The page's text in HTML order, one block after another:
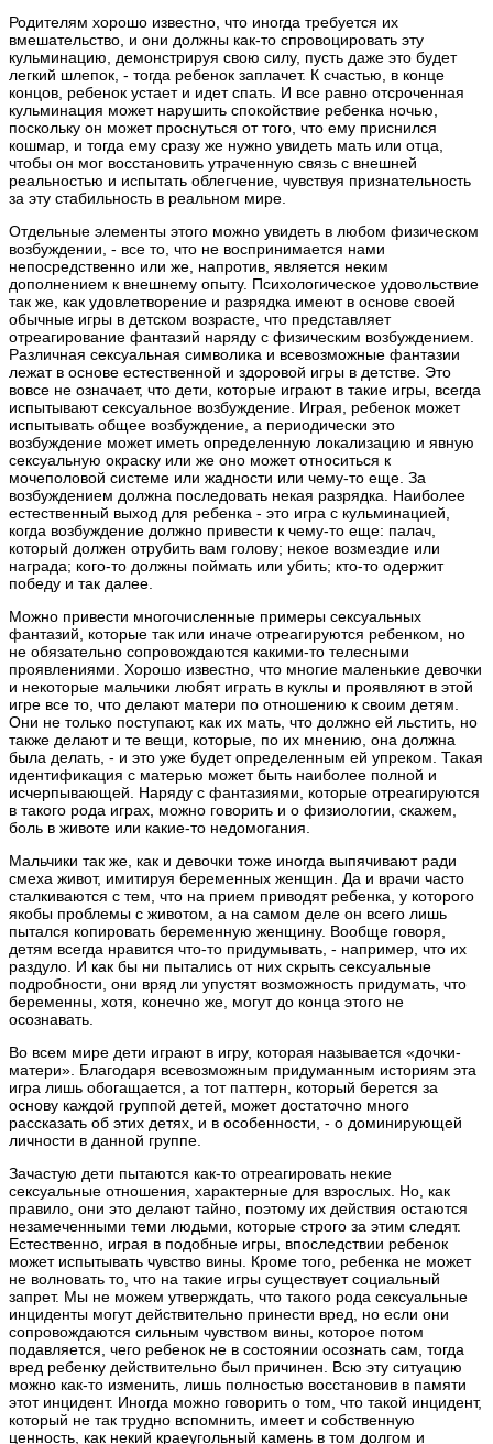
Родителям хорошо известно, что иногда требуется их
вмешательство, и они должны как-то спровоцировать эту
кульминацию, демонстрируя свою силу, пусть даже это будет
легкий шлепок, - тогда ребенок заплачет. К счастью, в конце
концов, ребенок устает и идет спать. И все равно отсроченная
кульминация может нарушить спокойствие ребенка ночью,
поскольку он может проснуться от того, что ему приснился
кошмар, и тогда ему сразу же нужно увидеть мать или отца,
чтобы он мог восстановить утраченную связь с внешней
реальностью и испытать облегчение, чувствуя признательность
за эту стабильность в реальном мире.
Отдельные элементы этого можно увидеть в любом физическом
возбуждении, - все то, что не воспринимается нами
непосредственно или же, напротив, является неким
дополнением к внешнему опыту. Психологическое удовольствие
так же, как удовлетворение и разрядка имеют в основе своей
обычные игры в детском возрасте, что представляет
отреагирование фантазий наряду с физическим возбуждением.
Различная сексуальная символика и всевозможные фантазии
лежат в основе естественной и здоровой игры в детстве. Это
вовсе не означает, что дети, которые играют в такие игры, всегда
испытывают сексуальное возбуждение. Играя, ребенок может
испытывать общее возбуждение, а периодически это
возбуждение может иметь определенную локализацию и явную
сексуальную окраску или же оно может относиться к
мочеполовой системе или жадности или чему-то еще. За
возбуждением должна последовать некая разрядка. Наиболее
естественный выход для ребенка - это игра с кульминацией,
когда возбуждение должно привести к чему-то еще: палач,
который должен отрубить вам голову; некое возмездие или
награда; кого-то должны поймать или убить; кто-то одержит
победу и так далее.
Можно привести многочисленные примеры сексуальных
фантазий, которые так или иначе отреагируются ребенком, но
не обязательно сопровождаются какими-то телесными
проявлениями. Хорошо известно, что многие маленькие девочки
и некоторые мальчики любят играть в куклы и проявляют в этой
игре все то, что делают матери по отношению к своим детям.
Они не только поступают, как их мать, что должно ей льстить, но
также делают и те вещи, которые, по их мнению, она должна
была делать, - и это уже будет определенным ей упреком. Такая
идентификация с матерью может быть наиболее полной и
исчерпывающей. Наряду с фантазиями, которые отреагируются
в такого рода играх, можно говорить и о физиологии, скажем,
боль в животе или какие-то недомогания.
Мальчики так же, как и девочки тоже иногда выпячивают ради
смеха живот, имитируя беременных женщин. Да и врачи часто
сталкиваются с тем, что на прием приводят ребенка, у которого
якобы проблемы с животом, а на самом деле он всего лишь
пытался копировать беременную женщину. Вообще говоря,
детям всегда нравится что-то придумывать, - например, что их
раздуло. И как бы ни пытались от них скрыть сексуальные
подробности, они вряд ли упустят возможность придумать, что
беременны, хотя, конечно же, могут до конца этого не
осознавать.
Во всем мире дети играют в игру, которая называется «дочки-
матери». Благодаря всевозможным придуманным историям эта
игра лишь обогащается, а тот паттерн, который берется за
основу каждой группой детей, может достаточно много
рассказать об этих детях, и в особенности, - о доминирующей
личности в данной группе.
Зачастую дети пытаются как-то отреагировать некие
сексуальные отношения, характерные для взрослых. Но, как
правило, они это делают тайно, поэтому их действия остаются
незамеченными теми людьми, которые строго за этим следят.
Естественно, играя в подобные игры, впоследствии ребенок
может испытывать чувство вины. Кроме того, ребенка не может
не волновать то, что на такие игры существует социальный
запрет. Мы не можем утверждать, что такого рода сексуальные
инциденты могут действительно принести вред, но если они
сопровождаются сильным чувством вины, которое потом
подавляется, чего ребенок не в состоянии осознать сам, тогда
вред ребенку действительно был причинен. Всю эту ситуацию
можно как-то изменить, лишь полностью восстановив в памяти
этот инцидент. Иногда можно говорить о том, что такой инцидент,
который не так трудно вспомнить, имеет и собственную
ценность, как некий краеугольный камень в том долгом и